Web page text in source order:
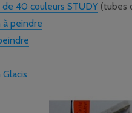
de 40 couleurs STUDY (tubes
à peindre